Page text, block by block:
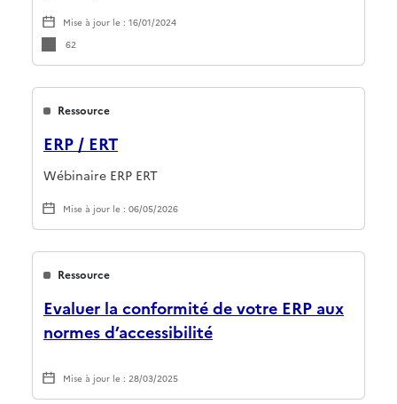
Mise à jour le : 16/01/2024
62
Ressource
ERP / ERT
Wébinaire ERP ERT
Mise à jour le : 06/05/2026
Ressource
Evaluer la conformité de votre ERP aux
normes d’accessibilité
Mise à jour le : 28/03/2025